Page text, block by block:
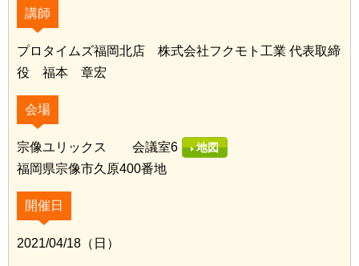
講師
プロタイムズ福岡北店 株式会社フクモト工業 代表取締
役 福本 章宏
会場
宗像ユリックス 会議室6 地図
福岡県宗像市久原400番地
開催日
2021/04/18（日）